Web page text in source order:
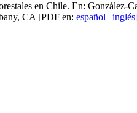
en Chile. En: González-
CA [PDF en: español inglés]